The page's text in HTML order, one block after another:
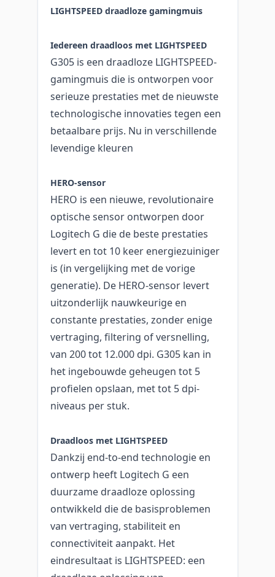
LIGHTSPEED draadloze gamingmuis
Iedereen draadloos met LIGHTSPEED
G305 is een draadloze LIGHTSPEED-
gamingmuis die is ontworpen voor
serieuze prestaties met de nieuwste
technologische innovaties tegen een
betaalbare prijs. Nu in verschillende
levendige kleuren
HERO-sensor
HERO is een nieuwe, revolutionaire
optische sensor ontworpen door
Logitech G die de beste prestaties
levert en tot 10 keer energiezuiniger
is (in vergelijking met de vorige
generatie). De HERO-sensor levert
uitzonderlijk nauwkeurige en
constante prestaties, zonder enige
vertraging, filtering of versnelling,
van 200 tot 12.000 dpi. G305 kan in
het ingebouwde geheugen tot 5
profielen opslaan, met tot 5 dpi-
niveaus per stuk.
Draadloos met LIGHTSPEED
Dankzij end-to-end technologie en
ontwerp heeft Logitech G een
duurzame draadloze oplossing
ontwikkeld die de basisproblemen
van vertraging, stabiliteit en
connectiviteit aanpakt. Het
eindresultaat is LIGHTSPEED: een